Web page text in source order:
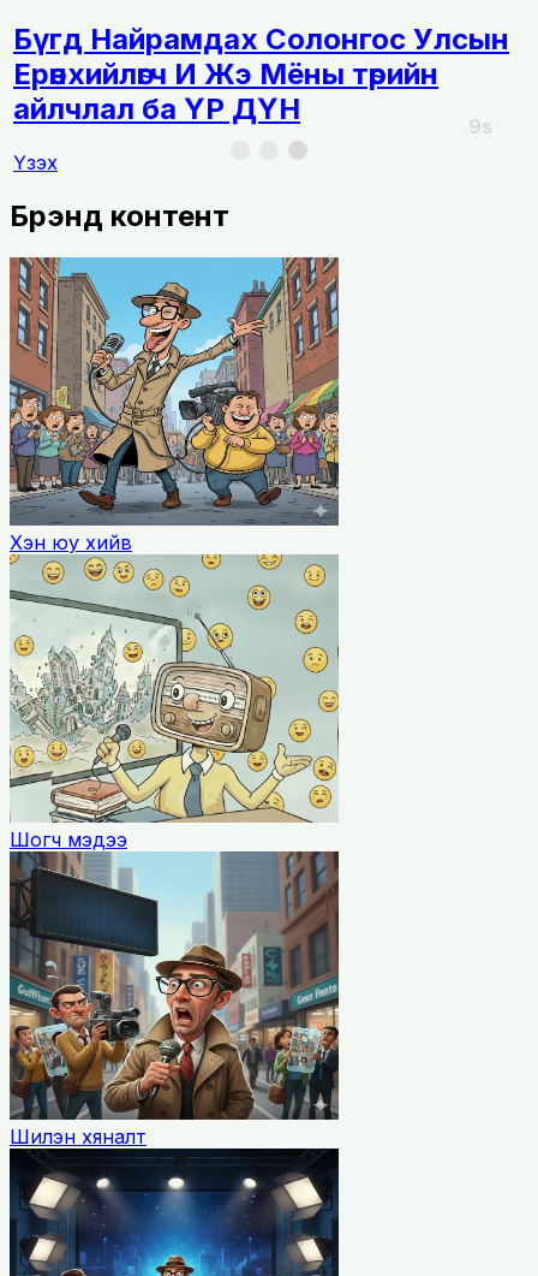
Бүгд Найрамдах Солонгос Улсын
Ерөнхийлөгч И Жэ Мёны төрийн
айлчлал ба ҮР ДҮН
Үзэх
8s
Брэнд контент
Хэн юу хийв
Шогч мэдээ
Шилэн хяналт